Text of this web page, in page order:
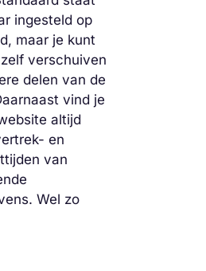
ingesteld op
maar je kunt
verschuiven
delen van de
vind je
altijd
en
van
Wel zo